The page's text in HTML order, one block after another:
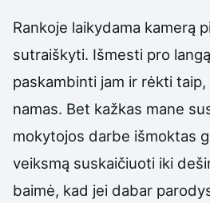
Rankoje laikydama kamerą
sutraiškyti. Išmesti pro
paskambinti jam ir rėkti
namas. Bet kažkas mane
mokytojos darbe išmoktas
veiksmą suskaičiuoti iki
baimė, kad jei dabar